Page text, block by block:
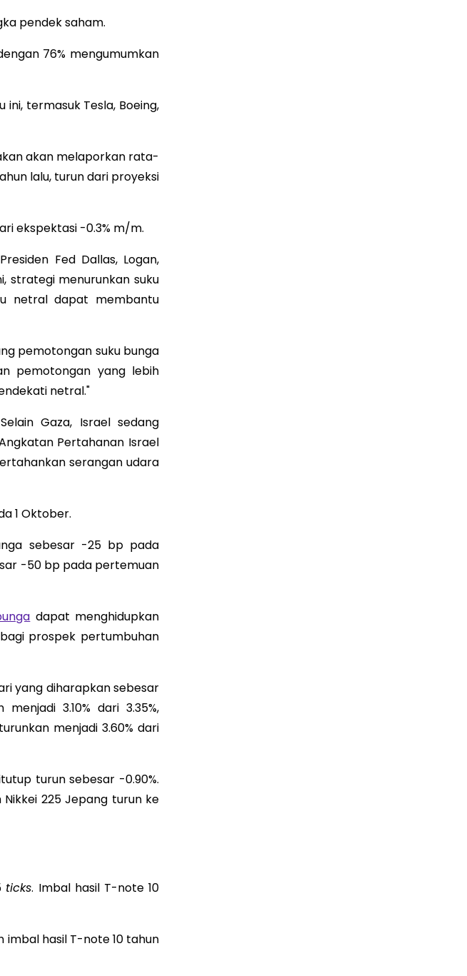
pendek saham.
76% mengumumkan
termasuk Tesla, Boeing,
akan melaporkan rata-
lalu, turun dari proyeksi
ekspektasi -0.3% m/m.
Fed Dallas, Logan,
strategi menurunkan suku
netral dapat membantu
pemotongan suku bunga
pemotongan yang lebih
netral."
Gaza, Israel sedang
Pertahanan Israel
serangan udara
1 Oktober.
sebesar -25 bp pada
-50 bp pada pertemuan
dapat menghidupkan
prospek pertumbuhan
yang diharapkan sebesar
3.10% dari 3.35%,
menjadi 3.60% dari
turun sebesar -0.90%.
Nikkei 225 Jepang turun ke
ticks. Imbal hasil T-note 10
imbal hasil T-note 10 tahun